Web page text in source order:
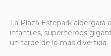
La Plaza Estepark albergará
infantiles, superhéroes
un tarde de lo más divertida.